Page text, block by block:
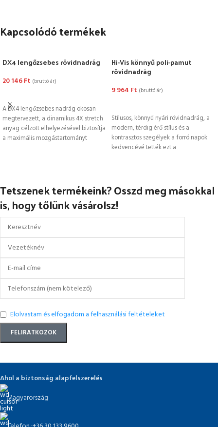
Kapcsolódó termékek
DX4 lengőzsebes rövidnadrág
20 146Ft (bruttó ár)
A DX4 lengőzsebes nadrág okosan
megtervezett, a dinamikus 4X stretch
anyag célzott elhelyezésével biztosítja
a maximális mozgástartományt
Hi-Vis könnyű poli-pamut
rövidnadrág
9 964 Ft (bruttó ár)
Stílusos, könnyű nyári rövidnadrág, a
modern, térdig érő stílus és a
kontrasztos szegélyek a forró napok
kedvencévé tették ezt a
Tetszenek termékeink? Osszd meg másokkal
is, hogy tőlünk vásárolsz!
Elolvastam és elfogadom a felhasználási feltételeket
Ahol a biztonság alapfelszerelés
Magyarország